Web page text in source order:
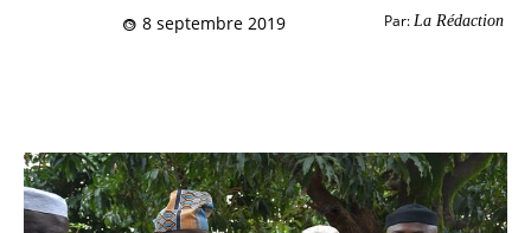
Par: La Rédaction
8 septembre 2019